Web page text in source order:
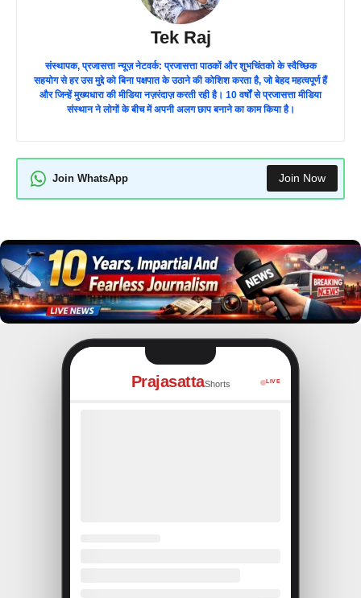
Tek Raj
संस्थापक, प्रजासत्ता न्यूज़ नेटवर्क: प्रजासत्ता पाठकों और शुभचिंतको के स्वैच्छिक
सहयोग से हर उस मुद्दे को बिना पक्षपात के उठाने की कोशिश करता है, जो बेहद महत्वपूर्ण हैं
और जिन्हें मुख्यधारा की मीडिया नज़रंदाज़ करती रही है। 10 वर्षों से प्रजासत्ता मीडिया
संस्थान ने लोगों के बीच में अपनी अलग छाप बनाने का काम किया है।
Join WhatsApp Join Now
PrajasattaShorts LIVE